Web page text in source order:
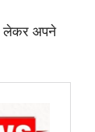
लेकर अपने